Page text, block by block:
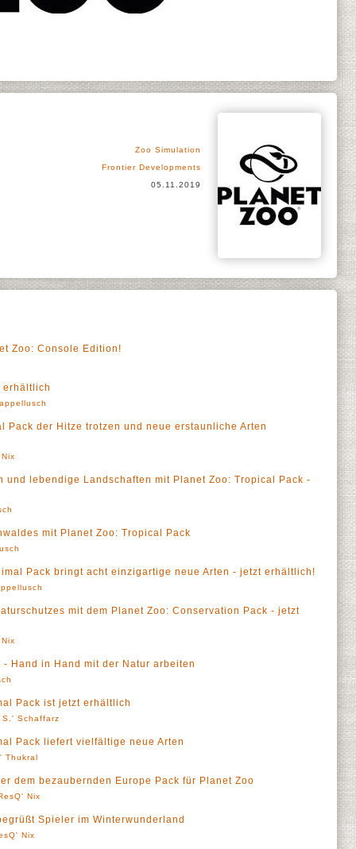
Zoo Simulation
Frontier Developments
05.11.2019
Zoo: Console Edition!
erhältlich
Pack der Hitze trotzen und neue erstaunliche Arten
und lebendige Landschaften mit Planet Zoo: Tropical Pack -
mit Planet Zoo: Tropical Pack
Pack bringt acht einzigartige neue Arten - jetzt erhältlich!
mit dem Planet Zoo: Conservation Pack - jetzt
Hand in Hand mit der Natur arbeiten
Pack ist jetzt erhältlich
S.' Schaffarz
Pack liefert vielfältige neue Arten
Thukral
dem bezaubernden Europe Pack für Planet Zoo
Nix
Spieler im Winterwunderland
Nix